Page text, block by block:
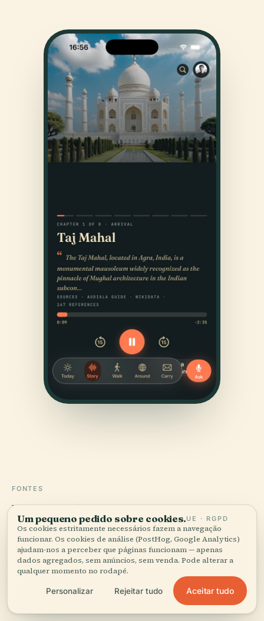
FONTES
Verificado,e mostrado.
Pesquisado e escrito pela equipa editorial da Audiala a
partir de registos históricos, arquivos de arquitetura e
conhecimento local.
Última revisão: April 2026
Um pequeno pedido sobre cookies.UE · RGPD
Os cookies estritamente necessários fazem a navegação
funcionar. Os cookies de análise (PostHog, Google Analytics)
ajudam-nos a perceber que páginas funcionam — apenas
dados agregados, sem anúncios, sem venda. Pode alterar a
qualquer momento no rodapé.
Personalizar Rejeitar tudo Aceitar tudo